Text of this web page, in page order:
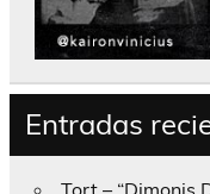
Entradas
Tort – “Dimonis